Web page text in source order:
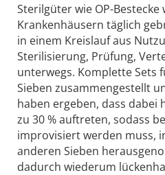
Sterilgüter wie OP-Bestecke
Krankenhäusern täglich
in einem Kreislauf aus
Sterilisierung, Prüfung,
unterwegs. Komplette Sets
Sieben zusammengestellt
haben ergeben, dass dabei
zu 30 % auftreten, sodass
improvisiert werden muss,
anderen Sieben
dadurch wiederum